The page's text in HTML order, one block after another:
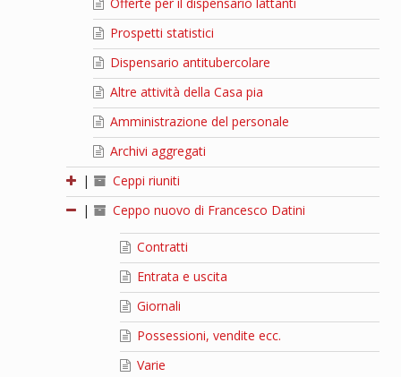
Prospetti statistici
Dispensario antitubercolare
Altre attività della Casa pia
Amministrazione del personale
Archivi aggregati
|
Ceppi riuniti
|
Ceppo nuovo di Francesco Datini
Contratti
Entrata e uscita
Giornali
Possessioni, vendite ecc.
Varie